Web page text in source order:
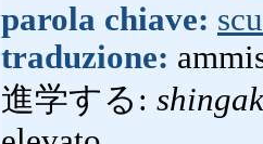
parola chiave:
traduzione:
進学する: